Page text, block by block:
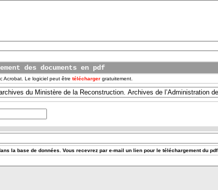
des documents en pdf
Acrobat. Le logiciel peut être télécharger gratuitement.
la base de données. Vous recevrez par e-mail un lien pour le téléchargement du pdf